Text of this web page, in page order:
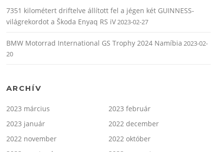
7351 kilométert driftelve állított fel a jégen két GUINNESS-
világrekordot a Škoda Enyaq RS iV2023-02-27
BMW Motorrad International GS Trophy 2024 Namíbia 2023-02-
20
ARCHÍV
2023 március
2023 február
2023 január
2022 december
2022 november
2022 október